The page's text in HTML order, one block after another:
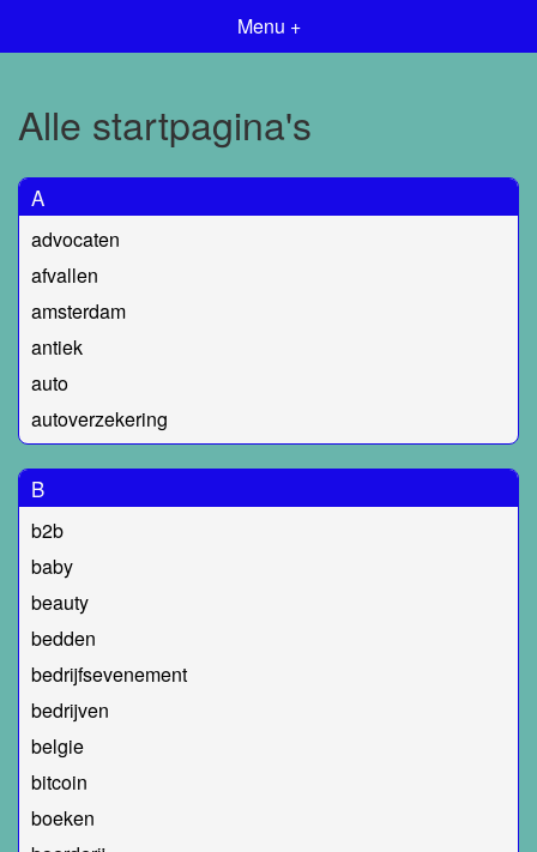
Menu +
Alle startpagina's
A
advocaten
afvallen
amsterdam
antiek
auto
autoverzekering
B
b2b
baby
beauty
bedden
bedrijfsevenement
bedrijven
belgie
bitcoin
boeken